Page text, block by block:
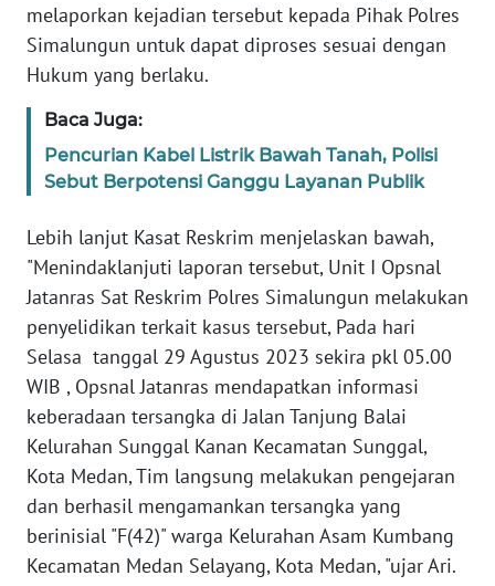
melaporkan kejadian tersebut kepada Pihak Polres
Simalungun untuk dapat diproses sesuai dengan
Hukum yang berlaku.
Baca Juga:
Pencurian Kabel Listrik Bawah Tanah, Polisi
Sebut Berpotensi Ganggu Layanan Publik
Lebih lanjut Kasat Reskrim menjelaskan bawah,
"Menindaklanjuti laporan tersebut, Unit I Opsnal
Jatanras Sat Reskrim Polres Simalungun melakukan
penyelidikan terkait kasus tersebut, Pada hari
Selasa tanggal 29 Agustus 2023 sekira pkl 05.00
WIB , Opsnal Jatanras mendapatkan informasi
keberadaan tersangka di Jalan Tanjung Balai
Kelurahan Sunggal Kanan Kecamatan Sunggal,
Kota Medan, Tim langsung melakukan pengejaran
dan berhasil mengamankan tersangka yang
berinisial "F(42)" warga Kelurahan Asam Kumbang
Kecamatan Medan Selayang, Kota Medan, "ujar Ari.
WN
JATENG
NUSANTARA
JOGJA
WN
JATIM
WN
BALI
WN
WN
KALTENG